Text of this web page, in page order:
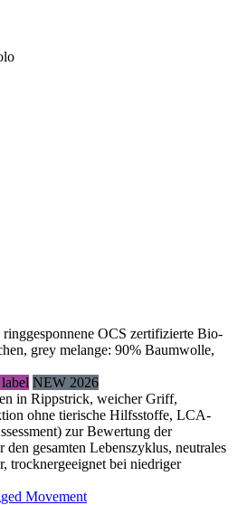
ringgesponnene OCS zertifizierte Bio-
grey melange: 90% Baumwolle,
NEW 2026
in Rippstrick, weicher Griff,
ohne tierische Hilfsstoffe, LCA-
zur Bewertung der
gesamten Lebenszyklus, neutrales
trocknergeeignet bei niedriger
Movement